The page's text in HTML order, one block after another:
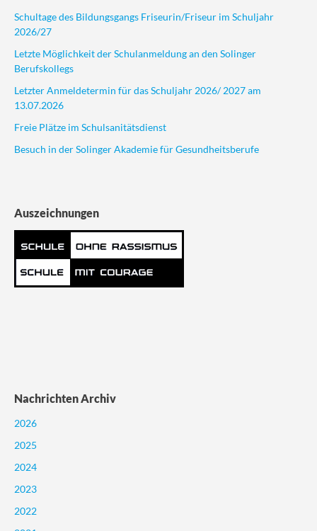
Schultage des Bildungsgangs Friseurin/Friseur im Schuljahr
2026/27
Letzte Möglichkeit der Schulanmeldung an den Solinger
Berufskollegs
Letzter Anmeldetermin für das Schuljahr 2026/ 2027 am
13.07.2026
Freie Plätze im Schulsanitätsdienst
Besuch in der Solinger Akademie für Gesundheitsberufe
Auszeichnungen
Nachrichten Archiv
2026
2025
2024
2023
2022